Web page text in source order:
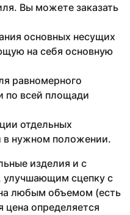
Вы можете заказать
основных несущих
на себя основную
равномерного
по всей площади
отдельных
в нужном положении.
изделия и с
улучшающим сцепку с
любым объемом (есть
цена определяется